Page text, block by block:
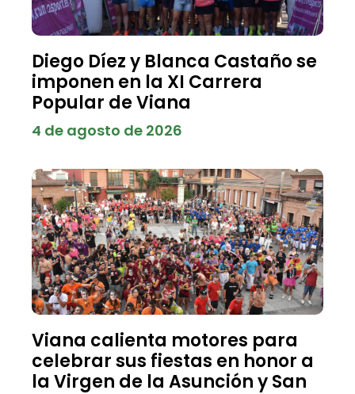
Diego Díez y Blanca Castaño se
imponen en la XI Carrera
Popular de Viana
4 de agosto de 2026
Viana calienta motores para
celebrar sus fiestas en honor a
la Virgen de la Asunción y San